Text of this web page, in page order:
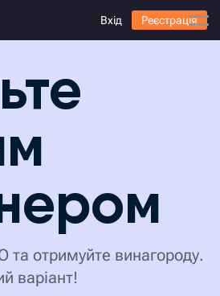
Вхід Реєстрація
та отримуйте винагороду.
варіант!